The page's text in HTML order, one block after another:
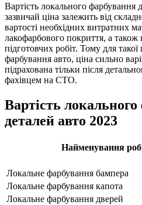
Вартість локального фарбування
зазвичай ціна залежить від
вартості необхідних витратних
лакофарбового покриття, а також
підготовчих робіт. Тому для
фарбування авто, ціна сильно
підрахована тільки після
фахівцем на СТО.
Вартість
деталей авто 2023
Найменування
Локальне фарбування бампера
Локальне фарбування капота
Локальне фарбування дверей